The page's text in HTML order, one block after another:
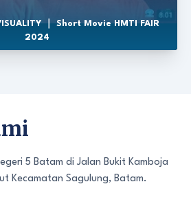
｜ Short Movie HMTI FAIR
2024
5 Batam di Jalan Bukit Kamboja
Kecamatan Sagulung, Batam.